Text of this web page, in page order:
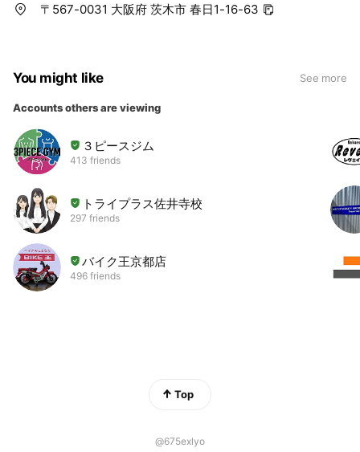
〒567-0031 大阪府 茨木市 春日1-16-63
You might like See more
Accounts others are viewing
３ピースジム
413 friends
トライプラス佐井寺校
297 friends
バイク王京都店
496 friends
Top
@675exlyo